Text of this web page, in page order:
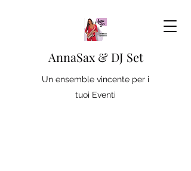
AnnaSax & DJ Set
Un ensemble vincente per i
tuoi Eventi